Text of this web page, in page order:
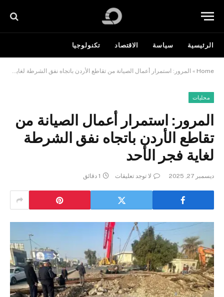
الرئيسية سياسة الاقتصاد تكنولوجيا
Home
» المرور: استمرار أعمال الصيانة من تقاطع الأردن باتجاه نفق الشرطة لغاية فجر الأحد
محليات
المرور: استمرار أعمال الصيانة من
تقاطع الأردن باتجاه نفق الشرطة
لغاية فجر الأحد
ديسمبر 27, 2025 لا توجد تعليقات 1 دقائق